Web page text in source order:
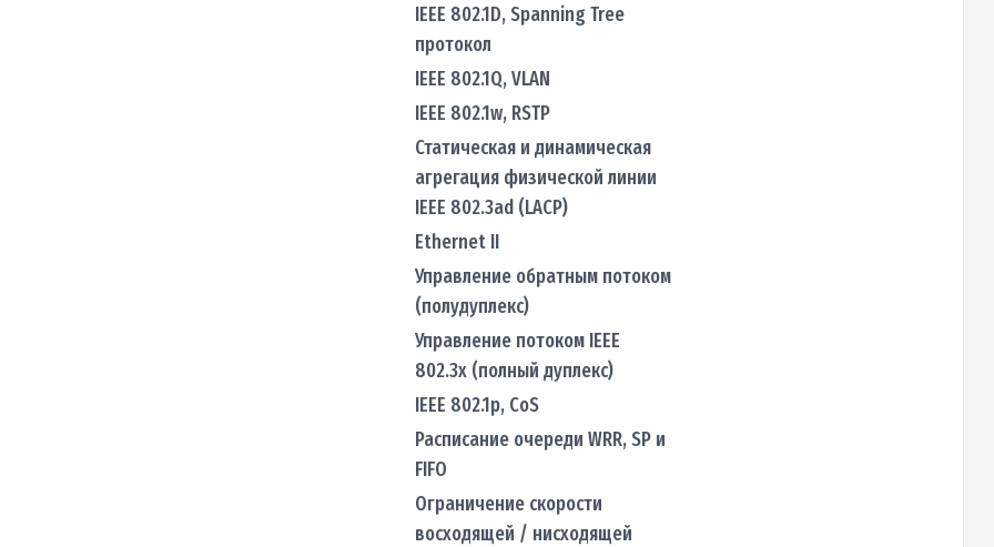
IEEE 802.1D, Spanning Tree
протокол
IEEE 802.1Q, VLAN
IEEE 802.1w, RSTP
Статическая и динамическая
агрегация физической линии
IEEE 802.3ad (LACP)
Ethernet II
Управление обратным потоком
(полудуплекс)
Управление потоком IEEE
802.3x (полный дуплекс)
IEEE 802.1p, CoS
Расписание очереди WRR, SP и
FIFO
Ограничение скорости
восходящей / нисходящей